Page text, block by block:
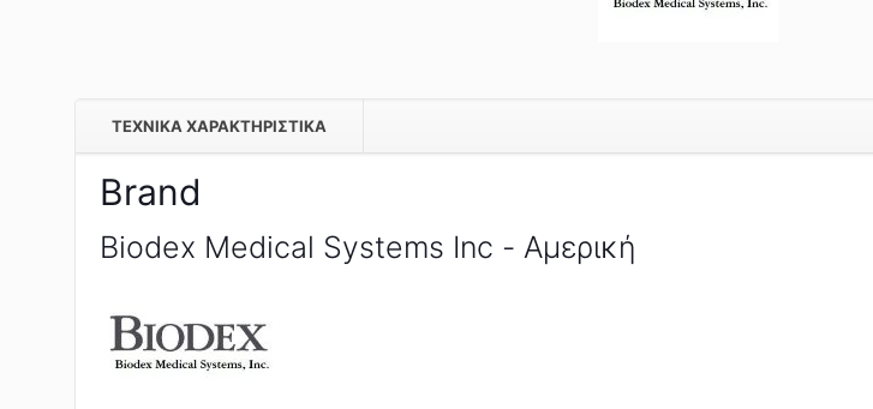
TEXNIKA ΧΑΡΑΚΤΗΡΙΣΤΙΚΑ
Brand
Biodex Medical Systems Inc - Αμερική